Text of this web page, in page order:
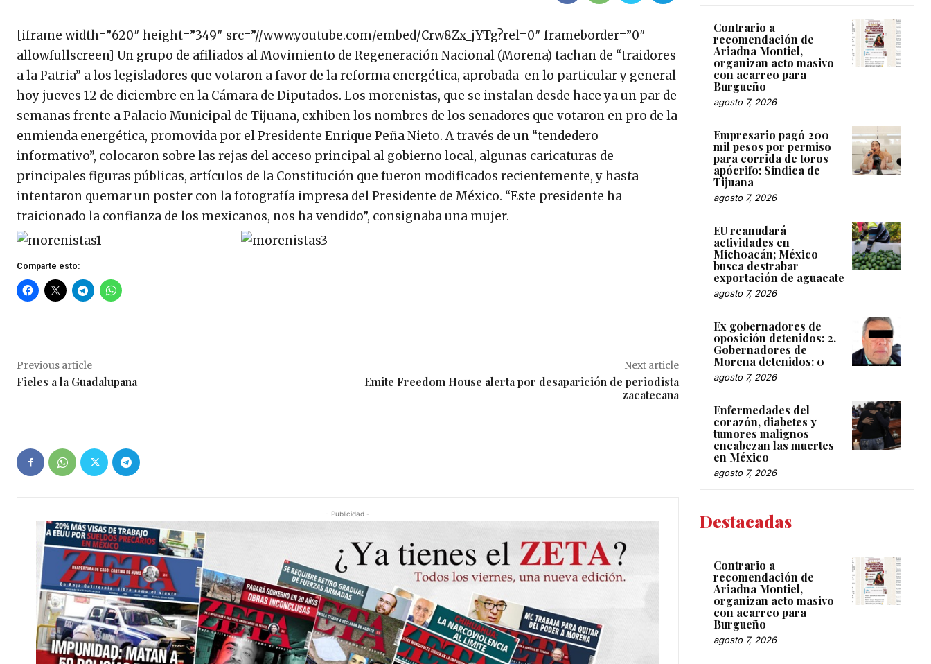
[iframe width=”620″ height=”349″ src=”//www.youtube.com/embed/Crw8Zx_jYTg?rel=0″ frameborder=”0″
allowfullscreen] Un grupo de afiliados al Movimiento de Regeneración Nacional (Morena) tachan de “traidores
a la Patria” a los legisladores que votaron a favor de la reforma energética, aprobada en lo particular y general
hoy jueves 12 de diciembre en la Cámara de Diputados. Los morenistas, que se instalan desde hace ya un par de
semanas frente a Palacio Municipal de Tijuana, exhiben los nombres de los senadores que votaron en pro de la
enmienda energética, promovida por el Presidente Enrique Peña Nieto. A través de un “tendedero
informativo”, colocaron sobre las rejas del acceso principal al gobierno local, algunas caricaturas de
principales figuras públicas, artículos de la Constitución que fueron modificados recientemente, y hasta
intentaron quemar un poster con la fotografía impresa del Presidente de México. “Este presidente ha
traicionado la confianza de los mexicanos, nos ha vendido”, consignaba una mujer.
Comparte esto:
Previous article
Fieles a la Guadalupana
Next article
Emite Freedom House alerta por desaparición de periodista
zacatecana
- Publicidad -
Contrario a
recomendación de
Ariadna Montiel,
organizan acto masivo
con acarreo para
Burgueño
agosto 7, 2026
Empresario pagó 200
mil pesos por permiso
para corrida de toros
apócrifo: Sindica de
Tijuana
agosto 7, 2026
EU reanudará
actividades en
Michoacán; México
busca destrabar
exportación de aguacate
agosto 7, 2026
Ex gobernadores de
oposición detenidos: 2.
Gobernadores de
Morena detenidos: 0
agosto 7, 2026
Enfermedades del
corazón, diabetes y
tumores malignos
encabezan las muertes
en México
agosto 7, 2026
Destacadas
Contrario a
recomendación de
Ariadna Montiel,
organizan acto masivo
con acarreo para
Burgueño
agosto 7, 2026